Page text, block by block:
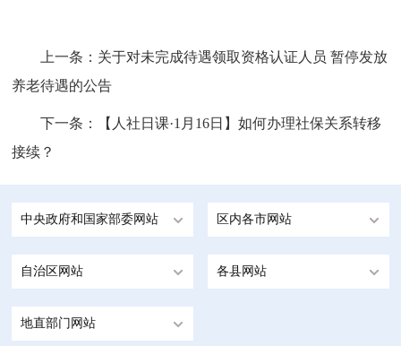
上一条： 关于对未完成待遇领取资格认证人员 暂停发放
养老待遇的公告
下一条：
【人社日课·1月16日】如何办理社保关系转移
接续？
中央政府和国家部委网站 区内各市网站
自治区网站 各县网站
地直部门网站